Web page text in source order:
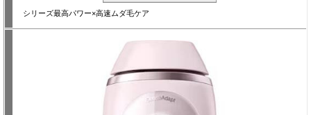
シリーズ最高パワー×高速ムダ毛ケア